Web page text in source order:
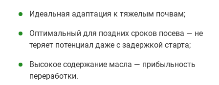
Идеальная адаптация к тяжелым почвам;
Оптимальный для поздних сроков посева — не
теряет потенциал даже с задержкой старта;
Высокое содержание масла — прибыльность
переработки.